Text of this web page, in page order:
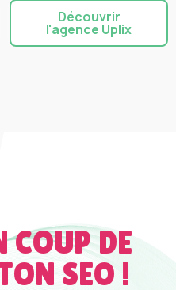
Découvrir
l'agence Uplix
COUP DE
SEO !